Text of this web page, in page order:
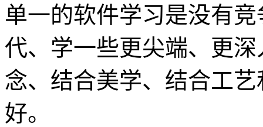
单一的软件学习是没有
代、学一些更尖端、更
念、结合美学、结合工
好。